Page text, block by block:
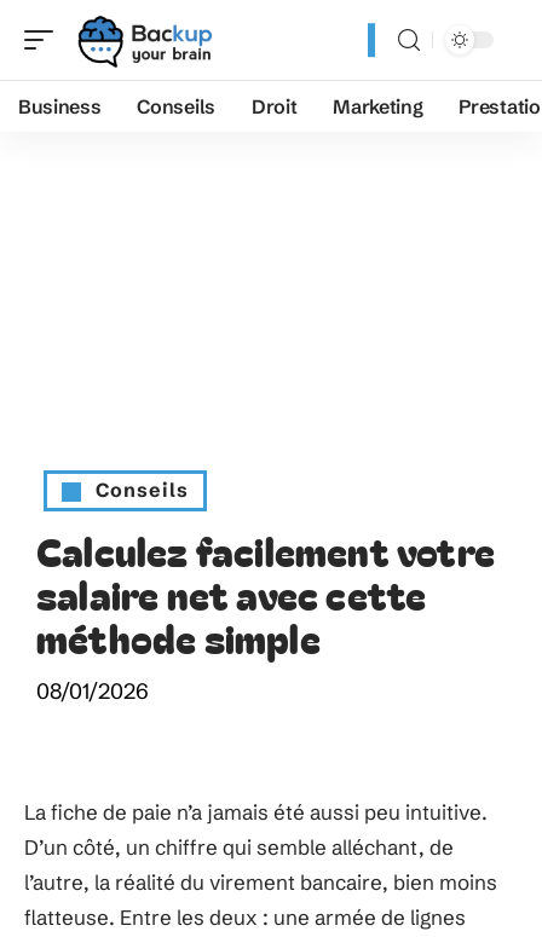
Business Conseils Droit Marketing
Conseils
Calculez facilement votre
salaire net avec cette
méthode simple
08/01/2026
La fiche de paie n’a jamais été aussi peu intuitive.
D’un côté, un chiffre qui semble alléchant, de
l’autre, la réalité du virement bancaire, bien moins
flatteuse. Entre les deux : une armée de lignes